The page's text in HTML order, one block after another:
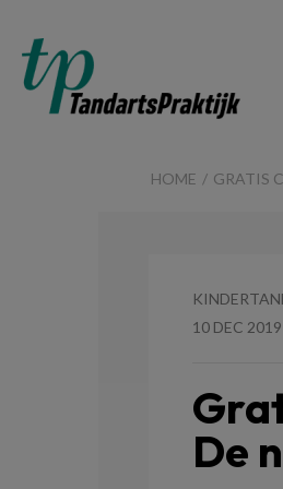
HOME GRATIS
10 DEC 2019
De